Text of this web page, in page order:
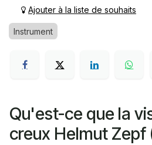
Ajouter à la liste de souhaits
Instrument
Qu'est-ce que la
creux Helmut Zepf